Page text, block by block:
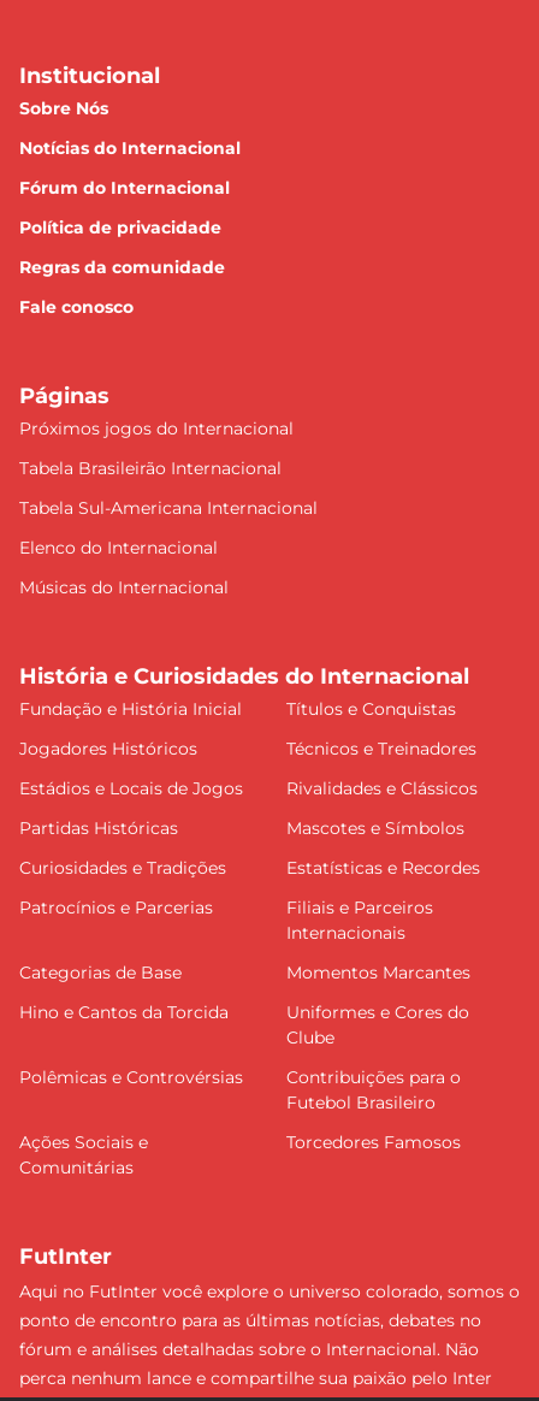
Institucional
Sobre Nós
Notícias do Internacional
Fórum do Internacional
Política de privacidade
Regras da comunidade
Fale conosco
Páginas
Próximos jogos do Internacional
Tabela Brasileirão Internacional
Tabela Sul-Americana Internacional
Elenco do Internacional
Músicas do Internacional
História e Curiosidades do Internacional
Fundação e História Inicial
Títulos e Conquistas
Jogadores Históricos
Técnicos e Treinadores
Estádios e Locais de Jogos
Rivalidades e Clássicos
Partidas Históricas
Mascotes e Símbolos
Curiosidades e Tradições
Estatísticas e Recordes
Patrocínios e Parcerias
Filiais e Parceiros
Internacionais
Categorias de Base
Momentos Marcantes
Hino e Cantos da Torcida
Uniformes e Cores do
Clube
Polêmicas e Controvérsias
Contribuições para o
Futebol Brasileiro
Ações Sociais e
Comunitárias
Torcedores Famosos
FutInter
Aqui no FutInter você explore o universo colorado, somos o
ponto de encontro para as últimas notícias, debates no
fórum e análises detalhadas sobre o Internacional. Não
perca nenhum lance e compartilhe sua paixão pelo Inter